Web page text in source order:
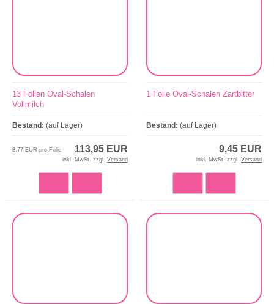
13 Folien Oval-Schalen
Vollmilch
Bestand: (auf Lager)
113,95 EUR
8,77 EUR pro Folie
inkl. MwSt. zzgl. Versand
1 Folie Oval-Schalen Zartbitter
Bestand: (auf Lager)
9,45 EUR
inkl. MwSt. zzgl. Versand